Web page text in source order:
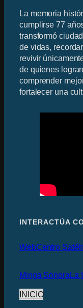
La memoria
cumplirse 77
transformó
de vidas,
revivir
de quienes
comprender
fortalecer una
INTERACTÚA
WebCentro
Minga SonoraLa
INICIO